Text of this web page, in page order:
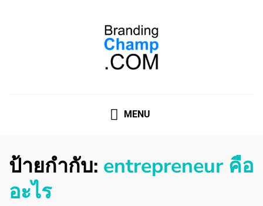
MENU
ป้ายกำกับ: entrepreneur คือ
อะไร